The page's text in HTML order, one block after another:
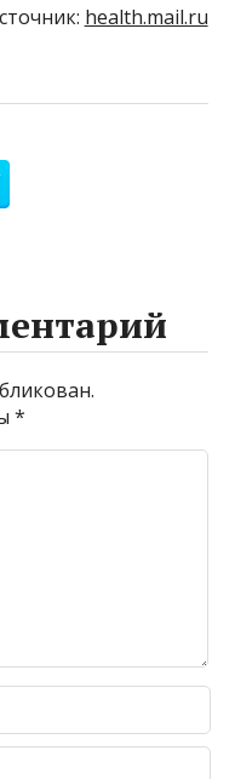
health.mail.ru
*